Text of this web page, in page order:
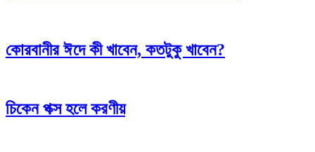
কোরবানীর ঈদে কী খাবেন, কতটুকু খাবেন?
চিকেন পক্স হলে করণীয়